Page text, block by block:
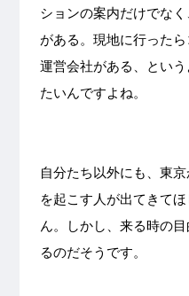
ションの案内だけでな
がある。現地に行った
運営会社がある、とい
たいんですよね。
自分たち以外にも、東
を起こす人が出てきて
ん。しかし、来る時の
るのだそうです。